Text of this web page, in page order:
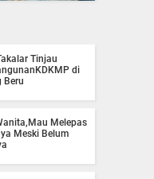
Tinjau
di
Beru
Melepas
Meski Belum